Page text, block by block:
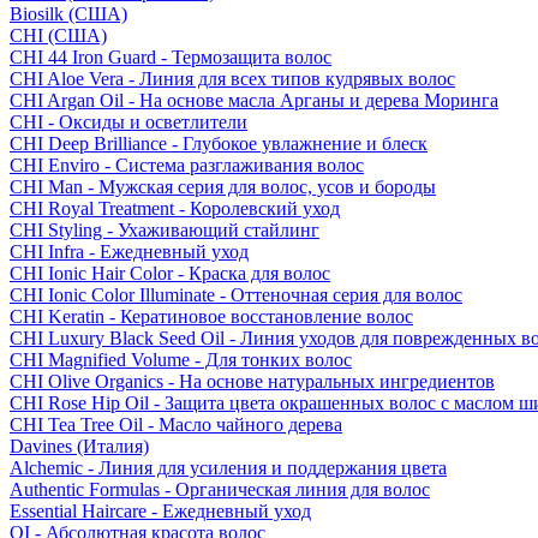
Biosilk (США)
CHI (США)
CHI 44 Iron Guard - Термозащита волос
CHI Aloe Vera - Линия для всех типов кудрявых волос
CHI Argan Oil - На основе масла Арганы и дерева Моринга
CHI - Оксиды и осветлители
CHI Deep Brilliance - Глубокое увлажнение и блеск
CHI Enviro - Система разглаживания волос
CHI Man - Мужская серия для волос, усов и бороды
CHI Royal Treatment - Королевский уход
CHI Styling - Ухаживающий стайлинг
CHI Infra - Ежедневный уход
CHI Ionic Hair Color - Краска для волос
CHI Ionic Color Illuminate - Оттеночная серия для волос
CHI Keratin - Кератиновое восстановление волос
CHI Luxury Black Seed Oil - Линия уходов для поврежденных
CHI Magnified Volume - Для тонких волос
CHI Olive Organics - На основе натуральных ингредиентов
CHI Rose Hip Oil - Защита цвета окрашенных волос с маслом
CHI Tea Tree Oil - Масло чайного дерева
Davines (Италия)
Alchemic - Линия для усиления и поддержания цвета
Authentic Formulas - Органическая линия для волос
Essential Haircare - Eжедневный уход
OI - Абсолютная красота волос